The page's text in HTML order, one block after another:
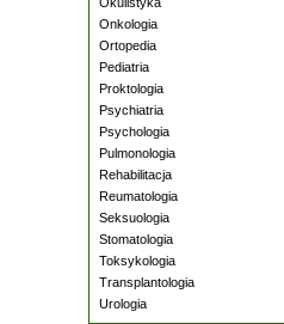
Onkologia
Ortopedia
Pediatria
Proktologia
Psychiatria
Psychologia
Pulmonologia
Rehabilitacja
Reumatologia
Seksuologia
Stomatologia
Toksykologia
Transplantologia
Urologia